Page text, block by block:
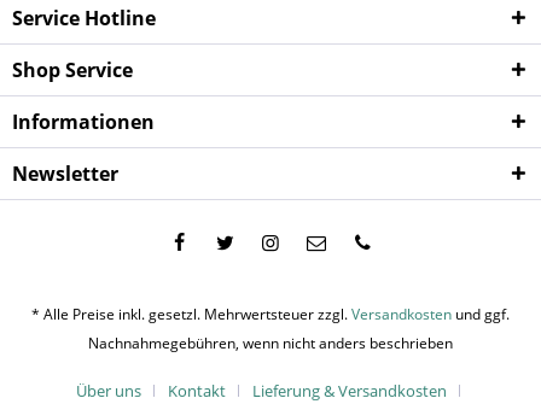
Service Hotline
Shop Service
Informationen
Newsletter
* Alle Preise inkl. gesetzl. Mehrwertsteuer zzgl.Versandkosten und ggf.
Nachnahmegebühren, wenn nicht anders beschrieben
Über uns Kontakt Lieferung & Versandkosten